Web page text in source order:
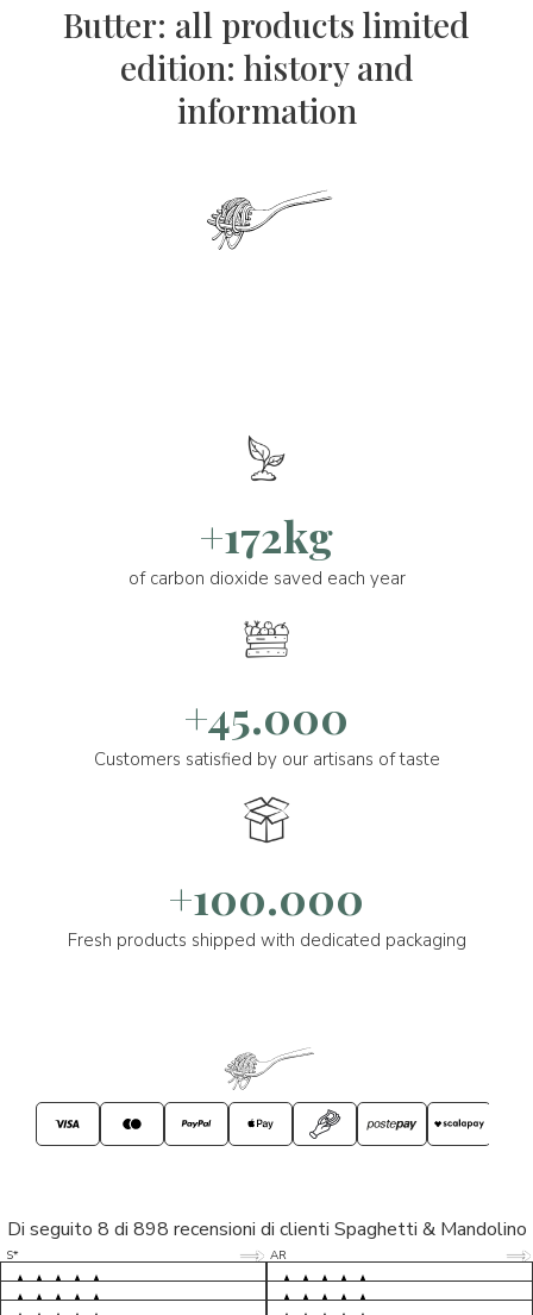
Butter: all products limited
edition: history and
information
+172kg
of carbon dioxide saved each year
+45.000
Customers satisfied by our artisans of taste
+100.000
Fresh products shipped with dedicated packaging
Di seguito 8 di 898 recensioni di clienti Spaghetti & Mandolino
S* 5/5
LP 5/5
M* 5/5
AR 5/5
D* 5/5
S* 5/5